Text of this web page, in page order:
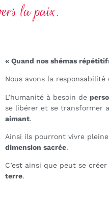
la paix.
« Quand nos shémas
Nous avons la
L’humanité à besoin de
se libérer et se transformer
aimant.
Ainsi ils pourront vivre
dimension sacrée.
C’est ainsi que peut se créer
terre.